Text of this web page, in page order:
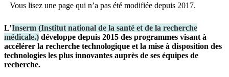
Vous lisez une page qui n’a pas été modifiée depuis 2017.
L’Inserm (Institut national de la santé et de la recherche
médicale.) développe depuis 2015 des programmes visant à
accélérer la recherche technologique et la mise à disposition des
technologies les plus innovantes auprès de ses équipes de
recherche.